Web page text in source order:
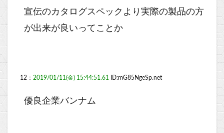
宣伝のカタログスペックより実際の製品の方
が出来が良いってことか
12： 2019/01/11(金) 15:44:51.61 ID:mG85NgeSp.net
優良企業バンナム